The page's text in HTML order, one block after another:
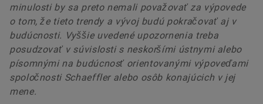
minulosti by sa preto nemali považovať za výpovede
o tom, že tieto trendy a vývoj budú pokračovať aj v
budúcnosti. Vyššie uvedené upozornenia treba
posudzovať v súvislosti s neskoršími ústnymi alebo
písomnými na budúcnosť orientovanými výpoveďami
spoločnosti Schaeffler alebo osôb konajúcich v jej
mene.